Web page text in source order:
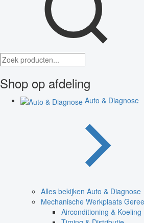
Shop op afdeling
Auto & Diagnose
Alles bekijken Auto & Diagnose
Mechanische Werkplaats
Airconditioning & Koeling